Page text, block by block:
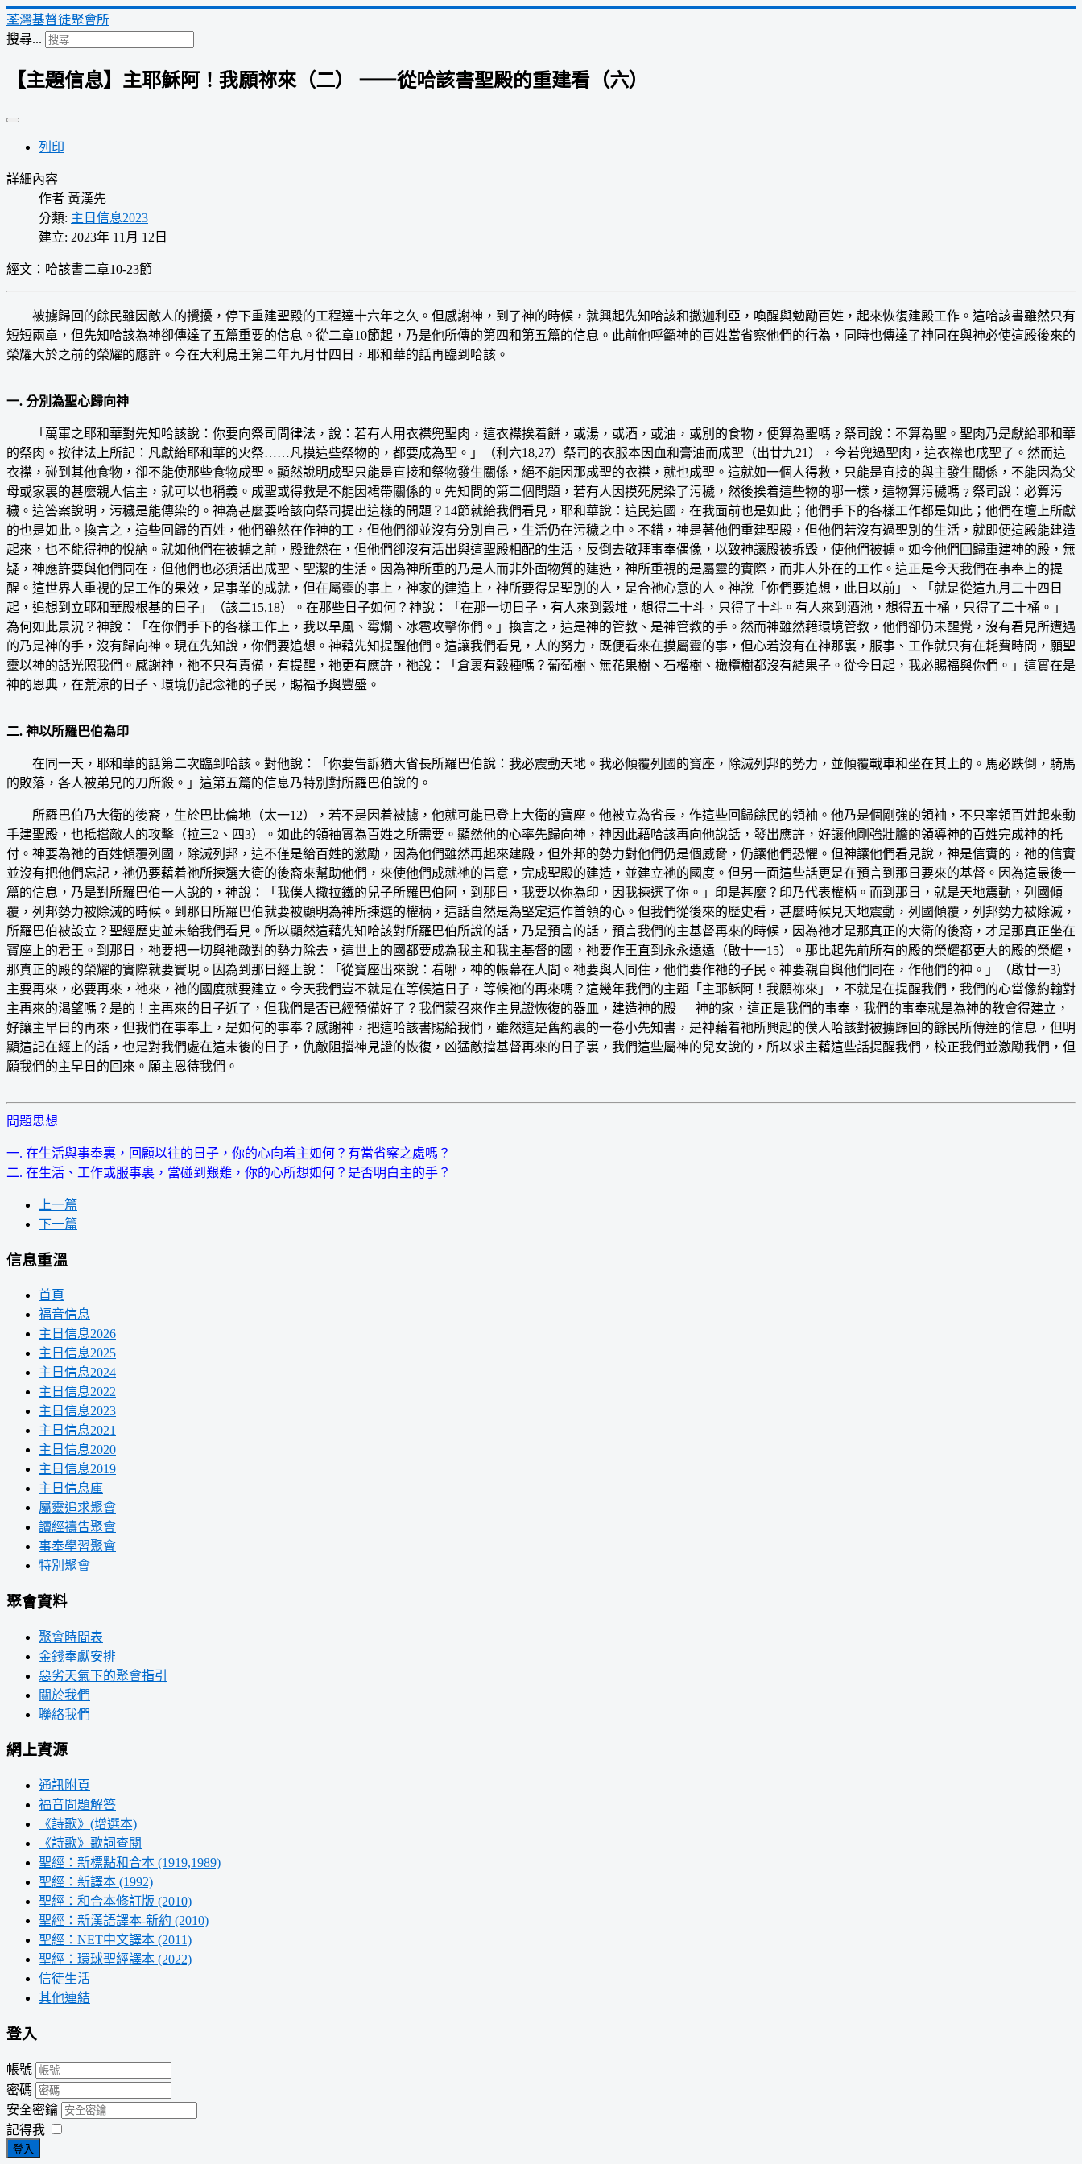
荃灣基督徒聚會所
搜尋...
【主題信息】主耶穌阿！我願祢來（二） ——從哈該書聖殿的重建看（六）
列印
詳細內容
作者 黃漢先
分類: 主日信息2023
建立: 2023年 11月 12日
經文：哈該書二章10-23節
被擄歸回的餘民雖因敵人的攪擾，停下重建聖殿的工程達十六年之久。但感謝神，到了神的時候，就興起先知哈該和撒迦利亞，喚醒與勉勵百姓，起來恢復建殿工作。這哈該書雖然只有
短短兩章，但先知哈該為神卻傳達了五篇重要的信息。從二章10節起，乃是他所傳的第四和第五篇的信息。此前他呼籲神的百姓當省察他們的行為，同時也傳達了神同在與神必使這殿後來的
榮耀大於之前的榮耀的應許。今在大利烏王第二年九月廿四日，耶和華的話再臨到哈該。
一. 分別為聖心歸向神
「萬軍之耶和華對先知哈該說：你要向祭司問律法，說：若有人用衣襟兜聖肉，這衣襟挨着餅，或湯，或酒，或油，或別的食物，便算為聖嗎﹖祭司說：不算為聖。聖肉乃是獻給耶和華
的祭肉。按律法上所記：凡獻給耶和華的火祭……凡摸這些祭物的，都要成為聖。」（利六18,27）祭司的衣服本因血和膏油而成聖（出廿九21），今若兜過聖肉，這衣襟也成聖了。然而這
衣襟，碰到其他食物，卻不能使那些食物成聖。顯然說明成聖只能是直接和祭物發生關係，絕不能因那成聖的衣襟，就也成聖。這就如一個人得救，只能是直接的與主發生關係，不能因為父
母或家裏的甚麼親人信主，就可以也稱義。成聖或得救是不能因裙帶關係的。先知問的第二個問題，若有人因摸死屍染了污穢，然後挨着這些物的哪一樣，這物算污穢嗎﹖祭司說：必算污
穢。這答案說明，污穢是能傳染的。神為甚麼要哈該向祭司提出這樣的問題？14節就給我們看見，耶和華說：這民這國，在我面前也是如此；他們手下的各樣工作都是如此；他們在壇上所獻
的也是如此。換言之，這些回歸的百姓，他們雖然在作神的工，但他們卻並沒有分別自己，生活仍在污穢之中。不錯，神是著他們重建聖殿，但他們若沒有過聖別的生活，就即便這殿能建造
起來，也不能得神的悅納。就如他們在被擄之前，殿雖然在，但他們卻沒有活出與這聖殿相配的生活，反倒去敬拜事奉偶像，以致神讓殿被拆毀，使他們被擄。如今他們回歸重建神的殿，無
疑，神應許要與他們同在，但他們也必須活出成聖、聖潔的生活。因為神所重的乃是人而非外面物質的建造，神所重視的是屬靈的實際，而非人外在的工作。這正是今天我們在事奉上的提
醒。這世界人重視的是工作的果效，是事業的成就，但在屬靈的事上，神家的建造上，神所要得是聖別的人，是合祂心意的人。神說「你們要追想，此日以前」、「就是從這九月二十四日
起，追想到立耶和華殿根基的日子」（該二15,18）。在那些日子如何？神說：「在那一切日子，有人來到穀堆，想得二十斗，只得了十斗。有人來到酒池，想得五十桶，只得了二十桶。」
為何如此景況？神說：「在你們手下的各樣工作上，我以旱風、霉爛、冰雹攻擊你們。」換言之，這是神的管教、是神管教的手。然而神雖然藉環境管教，他們卻仍未醒覺，沒有看見所遭遇
的乃是神的手，沒有歸向神。現在先知說，你們要追想。神藉先知提醒他們。這讓我們看見，人的努力，既便看來在摸屬靈的事，但心若沒有在神那裏，服事、工作就只有在耗費時間，願聖
靈以神的話光照我們。感謝神，祂不只有責備，有提醒，祂更有應許，祂說：「倉裏有穀種嗎？葡萄樹、無花果樹、石榴樹、橄欖樹都沒有結果子。從今日起，我必賜福與你們。」這實在是
神的恩典，在荒涼的日子、環境仍記念祂的子民，賜福予與豐盛。
二. 神以所羅巴伯為印
在同一天，耶和華的話第二次臨到哈該。對他說：「你要告訴猶大省長所羅巴伯說：我必震動天地。我必傾覆列國的寶座，除滅列邦的勢力，並傾覆戰車和坐在其上的。馬必跌倒，騎馬
的敗落，各人被弟兄的刀所殺。」這第五篇的信息乃特別對所羅巴伯說的。
所羅巴伯乃大衛的後裔，生於巴比倫地（太一12），若不是因着被擄，他就可能已登上大衛的寶座。他被立為省長，作這些回歸餘民的領袖。他乃是個剛強的領袖，不只率領百姓起來動
手建聖殿，也抵擋敵人的攻擊（拉三2、四3）。如此的領袖實為百姓之所需要。顯然他的心率先歸向神，神因此藉哈該再向他說話，發出應許，好讓他剛強壯膽的領導神的百姓完成神的托
付。神要為祂的百姓傾覆列國，除滅列邦，這不僅是給百姓的激勵，因為他們雖然再起來建殿，但外邦的勢力對他們仍是個威脅，仍讓他們恐懼。但神讓他們看見說，神是信實的，祂的信實
並沒有把他們忘記，祂仍要藉着祂所揀選大衛的後裔來幫助他們，來使他們成就祂的旨意，完成聖殿的建造，並建立祂的國度。但另一面這些話更是在預言到那日要來的基督。因為這最後一
篇的信息，乃是對所羅巴伯一人說的，神說：「我僕人撒拉鐵的兒子所羅巴伯阿，到那日，我要以你為印，因我揀選了你。」印是甚麼？印乃代表權柄。而到那日，就是天地震動，列國傾
覆，列邦勢力被除滅的時候。到那日所羅巴伯就要被顯明為神所揀選的權柄，這話自然是為堅定這作首領的心。但我們從後來的歷史看，甚麼時候見天地震動，列國傾覆，列邦勢力被除滅，
所羅巴伯被設立？聖經歷史並未給我們看見。所以顯然這藉先知哈該對所羅巴伯所說的話，乃是預言的話，預言我們的主基督再來的時候，因為祂才是那真正的大衛的後裔，才是那真正坐在
寶座上的君王。到那日，祂要把一切與祂敵對的勢力除去，這世上的國都要成為我主和我主基督的國，祂要作王直到永永遠遠（啟十一15）。那比起先前所有的殿的榮耀都更大的殿的榮耀，
那真正的殿的榮耀的實際就要實現。因為到那日經上說：「從寶座出來說：看哪，神的帳幕在人間。祂要與人同住，他們要作祂的子民。神要親自與他們同在，作他們的神。」（啟廿一3）
主要再來，必要再來，祂來，祂的國度就要建立。今天我們豈不就是在等候這日子，等候祂的再來嗎？這幾年我們的主題「主耶穌阿！我願祢來」，不就是在提醒我們，我們的心當像約翰對
主再來的渴望嗎？是的！主再來的日子近了，但我們是否已經預備好了？我們蒙召來作主見證恢復的器皿，建造神的殿 — 神的家，這正是我們的事奉，我們的事奉就是為神的教會得建立，
好讓主早日的再來，但我們在事奉上，是如何的事奉？感謝神，把這哈該書賜給我們，雖然這是舊約裏的一卷小先知書，是神藉着祂所興起的僕人哈該對被擄歸回的餘民所傳達的信息，但明
顯這記在經上的話，也是對我們處在這末後的日子，仇敵阻擋神見證的恢復，凶猛敵擋基督再來的日子裏，我們這些屬神的兒女說的，所以求主藉這些話提醒我們，校正我們並激勵我們，但
願我們的主早日的回來。願主恩待我們。
問題思想
一. 在生活與事奉裏，回顧以往的日子，你的心向着主如何？有當省察之處嗎？
二. 在生活、工作或服事裏，當碰到艱難，你的心所想如何？是否明白主的手？
上一篇
下一篇
信息重溫
首頁
福音信息
主日信息2026
主日信息2025
主日信息2024
主日信息2022
主日信息2023
主日信息2021
主日信息2020
主日信息2019
主日信息庫
屬靈追求聚會
讀經禱告聚會
事奉學習聚會
特別聚會
聚會資料
聚會時間表
金錢奉獻安排
惡劣天氣下的聚會指引
關於我們
聯絡我們
網上資源
通訊附頁
福音問題解答
《詩歌》(增選本)
《詩歌》歌詞查閱
聖經：新標點和合本 (1919,1989)
聖經：新譯本 (1992)
聖經：和合本修訂版 (2010)
聖經：新漢語譯本-新約 (2010)
聖經：NET中文譯本 (2011)
聖經：環球聖經譯本 (2022)
信徒生活
其他連結
登入
帳號
密碼
安全密鑰
記得我
登入